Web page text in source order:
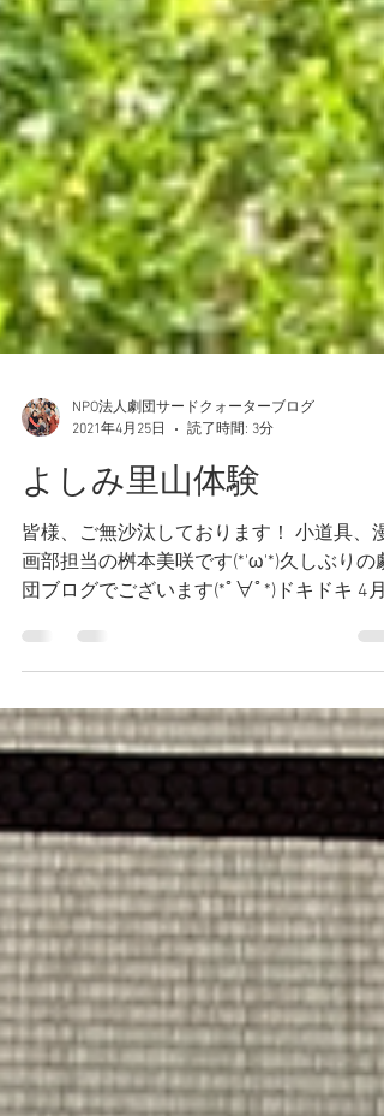
NPO法人劇団サードクォーターブログ
2021年4月25日
読了時間: 3分
皆様、ご無沙汰しております！ 小道具、漫
団ブログでございます(*ﾟ∀ﾟ*)ドキドキ 4月
日 今回、私達は「よしみ里山プロジェク
ト」に参加してきました！ よしみ里山プロ
ジェクトとは何ぞや？はきっと真面目な人
説明してくれると...